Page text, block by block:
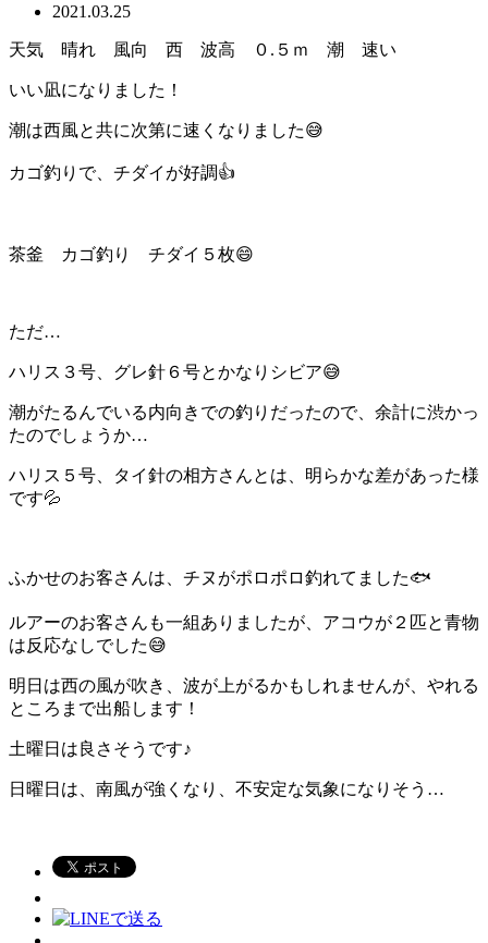
2021.03.25
天気 晴れ 風向 西 波高 ０.５ｍ 潮 速い
いい凪になりました！
潮は西風と共に次第に速くなりました😅
カゴ釣りで、チダイが好調👍
茶釜 カゴ釣り チダイ５枚😄
ただ…
ハリス３号、グレ針６号とかなりシビア😅
潮がたるんでいる内向きでの釣りだったので、余計に渋かっ
たのでしょうか…
ハリス５号、タイ針の相方さんとは、明らかな差があった様
です💦
ふかせのお客さんは、チヌがポロポロ釣れてました🐟
ルアーのお客さんも一組ありましたが、アコウが２匹と青物
は反応なしでした😅
明日は西の風が吹き、波が上がるかもしれませんが、やれる
ところまで出船します！
土曜日は良さそうです♪
日曜日は、南風が強くなり、不安定な気象になりそう…